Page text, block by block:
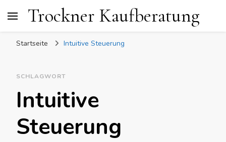
Trockner Kaufberatung
Startseite Intuitive Steuerung
SCHLAGWORT
Intuitive
Steuerung